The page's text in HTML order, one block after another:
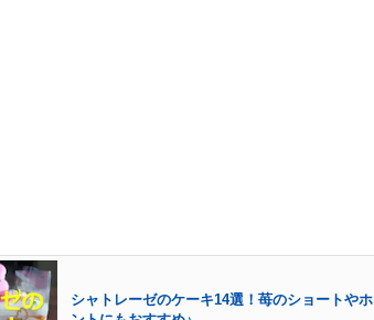
シャトレーゼのケーキ14選！苺のショートや